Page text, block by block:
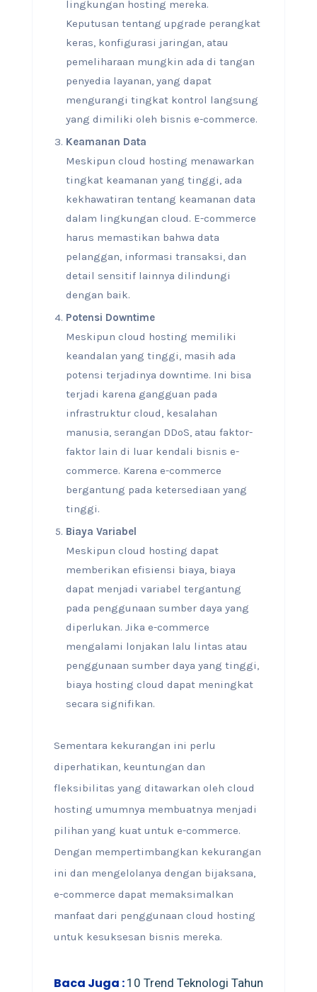
lingkungan hosting mereka.
Keputusan tentang upgrade perangkat
keras, konfigurasi jaringan, atau
pemeliharaan mungkin ada di tangan
penyedia layanan, yang dapat
mengurangi tingkat kontrol langsung
yang dimiliki oleh bisnis e-commerce.
Keamanan Data
Meskipun cloud hosting menawarkan
tingkat keamanan yang tinggi, ada
kekhawatiran tentang keamanan data
dalam lingkungan cloud. E-commerce
harus memastikan bahwa data
pelanggan, informasi transaksi, dan
detail sensitif lainnya dilindungi
dengan baik.
Potensi Downtime
Meskipun cloud hosting memiliki
keandalan yang tinggi, masih ada
potensi terjadinya downtime. Ini bisa
terjadi karena gangguan pada
infrastruktur cloud, kesalahan
manusia, serangan DDoS, atau faktor-
faktor lain di luar kendali bisnis e-
commerce. Karena e-commerce
bergantung pada ketersediaan yang
tinggi.
Biaya Variabel
Meskipun cloud hosting dapat
memberikan efisiensi biaya, biaya
dapat menjadi variabel tergantung
pada penggunaan sumber daya yang
diperlukan. Jika e-commerce
mengalami lonjakan lalu lintas atau
penggunaan sumber daya yang tinggi,
biaya hosting cloud dapat meningkat
secara signifikan.
Sementara kekurangan ini perlu
diperhatikan, keuntungan dan
fleksibilitas yang ditawarkan oleh cloud
hosting umumnya membuatnya menjadi
pilihan yang kuat untuk e-commerce.
Dengan mempertimbangkan kekurangan
ini dan mengelolanya dengan bijaksana,
e-commerce dapat memaksimalkan
manfaat dari penggunaan cloud hosting
untuk kesuksesan bisnis mereka.
Baca Juga : 10 Trend Teknologi Tahun